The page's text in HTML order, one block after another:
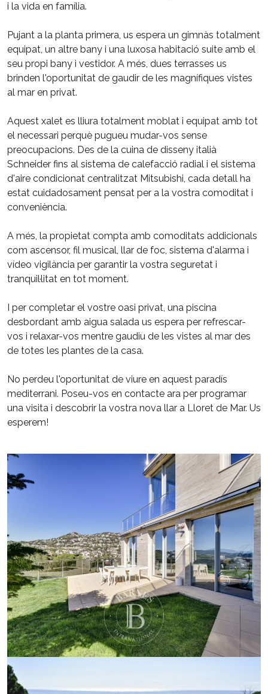
i la vida en família.
Pujant a la planta primera, us espera un gimnàs totalment
equipat, un altre bany i una luxosa habitació suite amb el
seu propi bany i vestidor. A més, dues terrasses us
brinden l'oportunitat de gaudir de les magnífiques vistes
al mar en privat.
Aquest xalet es lliura totalment moblat i equipat amb tot
el necessari perquè pugueu mudar-vos sense
preocupacions. Des de la cuina de disseny italià
Schneider fins al sistema de calefacció radial i el sistema
d'aire condicionat centralitzat Mitsubishi, cada detall ha
estat cuidadosament pensat per a la vostra comoditat i
conveniència.
A més, la propietat compta amb comoditats addicionals
com ascensor, fil musical, llar de foc, sistema d'alarma i
vídeo vigilància per garantir la vostra seguretat i
tranquil·litat en tot moment.
I per completar el vostre oasi privat, una piscina
desbordant amb aigua salada us espera per refrescar-
vos i relaxar-vos mentre gaudiu de les vistes al mar des
de totes les plantes de la casa.
No perdeu l'oportunitat de viure en aquest paradís
mediterrani. Poseu-vos en contacte ara per programar
una visita i descobrir la vostra nova llar a Lloret de Mar. Us
esperem!